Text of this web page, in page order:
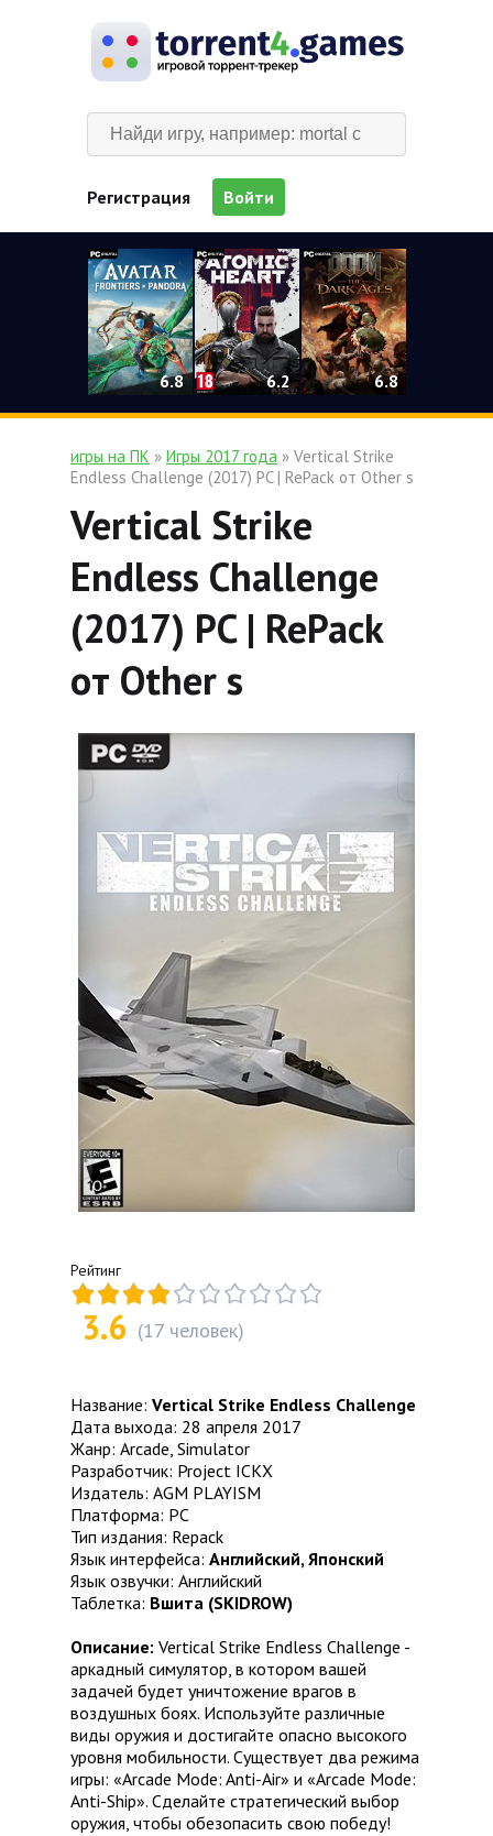
Регистрация Войти
6.8 6.2 6.8
игры на ПК » Игры 2017 года » Vertical Strike
Endless Challenge (2017) PC | RePack от Other s
Vertical Strike
Endless Challenge
(2017) PC | RePack
от Other s
Рейтинг
3.6 (17 человек)
Название: Vertical Strike Endless Challenge
Дата выхода: 28 апреля 2017
Жанр: Arcade, Simulator
Разработчик: Project ICKX
Издатель: AGM PLAYISM
Платформа: PC
Тип издания: Repack
Язык интерфейса: Английский, Японский
Язык озвучки: Английский
Таблетка: Вшита (SKIDROW)
Описание: Vertical Strike Endless Challenge -
аркадный симулятор, в котором вашей
задачей будет уничтожение врагов в
воздушных боях. Используйте различные
виды оружия и достигайте опасно высокого
уровня мобильности. Существует два режима
игры: «Arcade Mode: Anti-Air» и «Arcade Mode:
Anti-Ship». Сделайте стратегический выбор
оружия, чтобы обезопасить свою победу!